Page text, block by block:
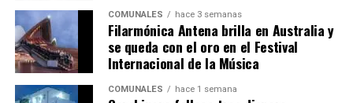
COMUNALES hace 3 semanas
Filarmónica Antena brilla en Australia y
se queda con el oro en el Festival
Internacional de la Música
COMUNALES hace 1 semana